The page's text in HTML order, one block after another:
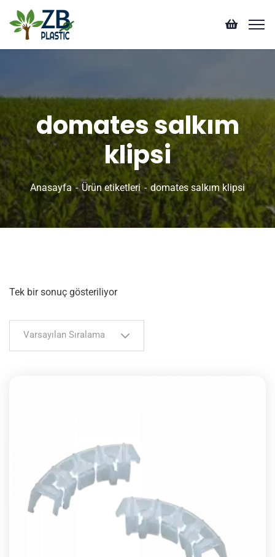
domates salkım
klipsi
Anasayfa Ürün etiketleri domates salkım klipsi
Tek bir sonuç gösteriliyor
Varsayılan Sıralama